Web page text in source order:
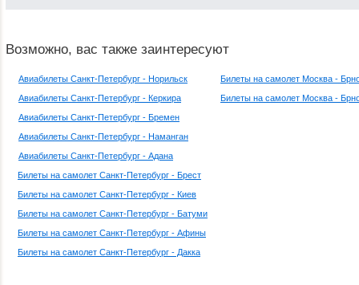
Возможно, вас также заинтересуют
Авиабилеты Санкт-Петербург - Норильск
Авиабилеты Санкт-Петербург - Керкира
Авиабилеты Санкт-Петербург - Бремен
Авиабилеты Санкт-Петербург - Наманган
Авиабилеты Санкт-Петербург - Адана
Билеты на самолет Санкт-Петербург - Брест
Билеты на самолет Санкт-Петербург - Киев
Билеты на самолет Санкт-Петербург - Батуми
Билеты на самолет Санкт-Петербург - Афины
Билеты на самолет Санкт-Петербург - Дакка
Билеты на самолет Москва -
Билеты на самолет Москва -